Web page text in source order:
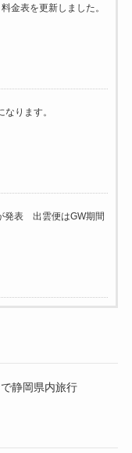
金表を更新しました。
ります。
発表 出雲便はGW期間
静岡県内旅行